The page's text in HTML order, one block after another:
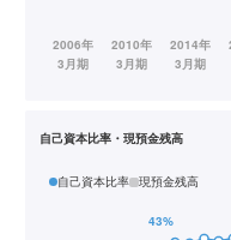
自己資本比率・現預金残高
自己資本比率 現預金残高